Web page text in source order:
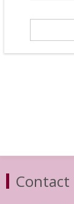
Contact